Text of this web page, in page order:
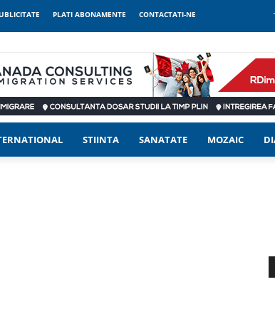
PLATI ABONAMENTE CONTACTATI-NE
STIINTA SANATATE MOZAIC